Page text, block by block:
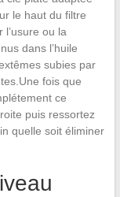
le haut du filtre
l’usure ou la
dans l’huile
subies par
fois que
ce
puis ressortez
quelle soit éliminer